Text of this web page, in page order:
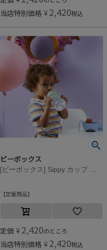
当店特別価格 ¥ 2,420税込
ビーボックス
[ビーボックス] Sippy カップ ジェラートシリーズ(240ml) ピスタチオ
定番商品
定価 ¥ 2,420のところ
当店特別価格 ¥ 2,420税込